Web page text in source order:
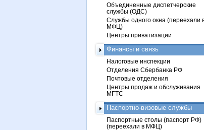
Объединенные диспетчерские
службы (ОДС)
Службы одного окна (переехали
МФЦ)
Центры приватизации
Финансы и связь
Налоговые инспекции
Отделения Сбербанка РФ
Почтовые отделения
Центры продаж и обслуживания
МГТС
Паспортно-визовые службы
Паспортные столы (паспорт РФ)
(переехали в МФЦ)